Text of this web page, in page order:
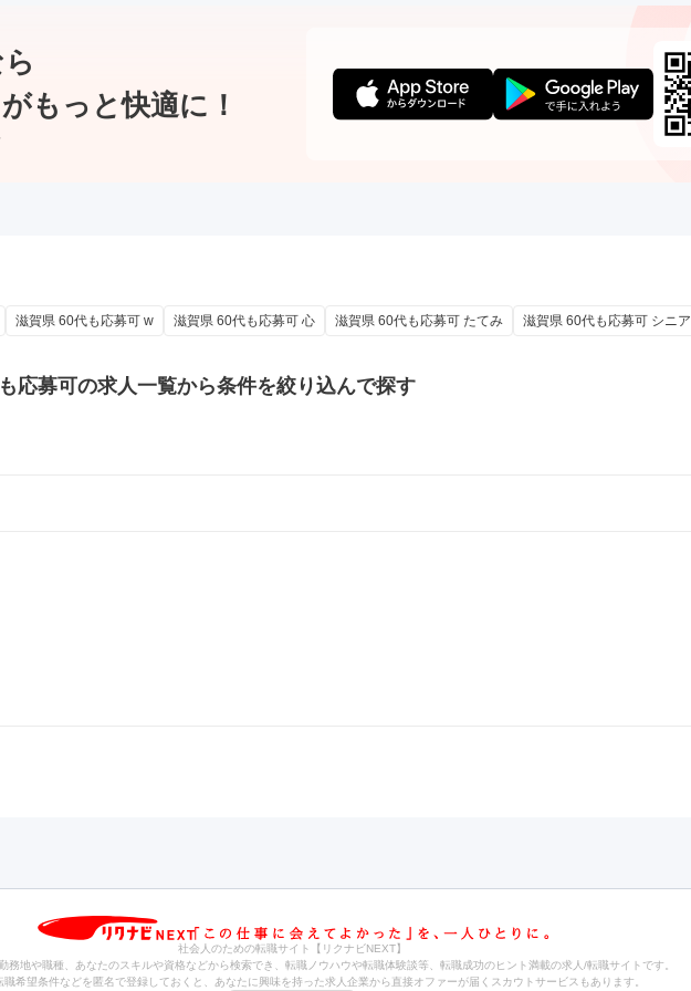
もっと快適に！
滋賀県 60代も応募可 w 滋賀県 60代も応募可 心 滋賀県 60代も応募可 たてみ 滋賀県 60代も応募可 シニア
応募可の求人一覧から条件を絞り込んで探す
社会人のための転職サイト【リクナビNEXT】
務地や職種、あなたのスキルや資格などから検索でき、転職ノウハウや転職体験談等、転職成功のヒント満載の求人/転職サイトです。
職希望条件などを匿名で登録しておくと、あなたに興味を持った求人企業から直接オファーが届くスカウトサービスもあります。